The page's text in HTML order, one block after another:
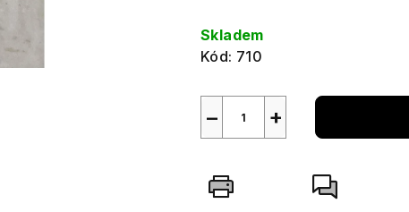
cena:
Skladem
Kód: 710
+
−